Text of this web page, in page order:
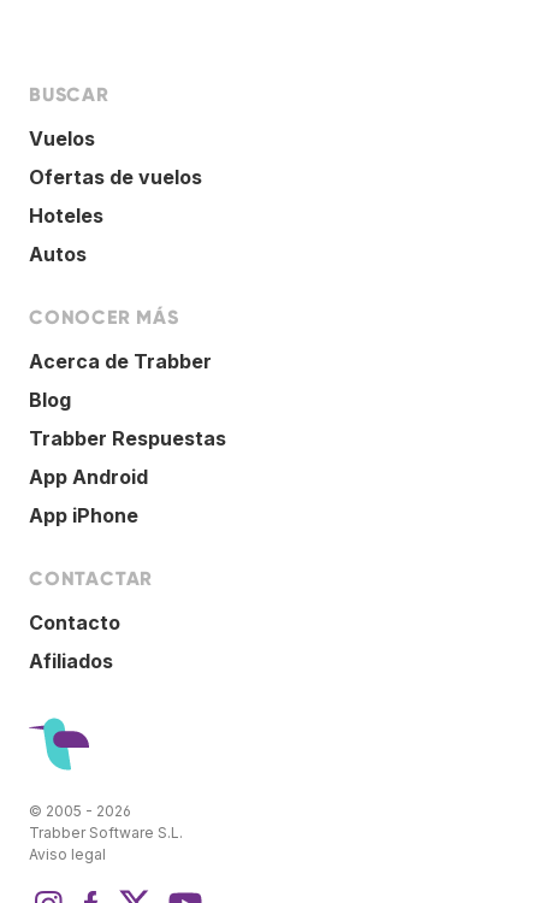
BUSCAR
Vuelos
Ofertas de vuelos
Hoteles
Autos
CONOCER MÁS
Acerca de Trabber
Blog
Trabber Respuestas
App Android
App iPhone
CONTACTAR
Contacto
Afiliados
© 2005 - 2026
Trabber Software S.L.
Aviso legal